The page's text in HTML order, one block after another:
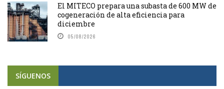
El MITECO prepara una subasta de 600 MW de
cogeneración de alta eficiencia para
diciembre
05/08/2026
SÍGUENOS